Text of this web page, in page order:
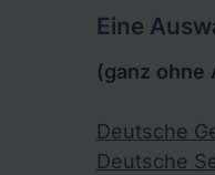
Eine
(ganz ohne
Deutsche
Deutsche